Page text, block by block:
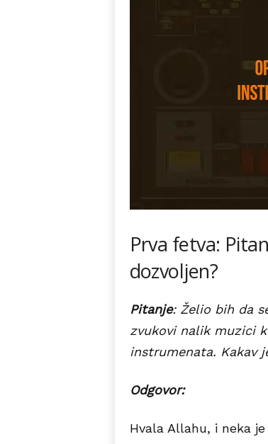
Prva fetva:
dozvoljen?
Pitanje: Želio bih da
zvukovi nalik muzici
instrumenata. Kakav
Odgovor:
Hvala Allahu, i neka